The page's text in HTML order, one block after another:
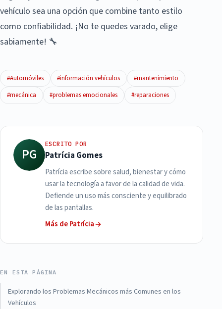
vehículo sea una opción que combine tanto estilo
como confiabilidad. ¡No te quedes varado, elige
sabiamente! 🔧
#Automóviles #información vehículos
#mantenimiento
#mecánica
#problemas emocionales #reparaciones
PG
ESCRITO POR
Patrícia Gomes
Patrícia escribe sobre salud, bienestar y cómo
usar la tecnología a favor de la calidad de vida.
Defiende un uso más consciente y equilibrado
de las pantallas.
Más de Patrícia
EN ESTA PÁGINA
Explorando los Problemas Mecánicos más Comunes en los
Vehículos